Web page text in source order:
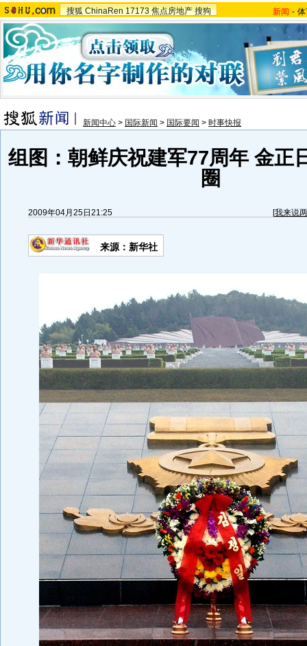
搜狐 ChinaRen 17173 焦点房地产 搜狗 新闻 -
新闻中心 > 国际新闻 > 国际要闻 > 时事快报
组图：朝鲜庆祝建军77周年 金正
圈
2009年04月25日21:25 [我来说
来源： 新华社